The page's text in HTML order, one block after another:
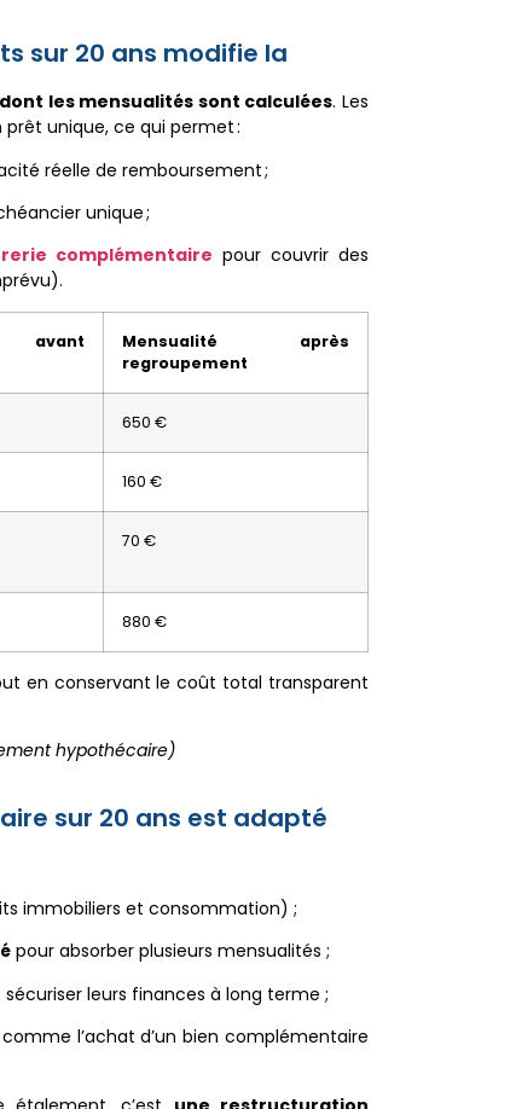
sur 20 ans modifie la
les mensualités sont calculées. Les
unique, ce qui permet :
réelle de remboursement ;
unique ;
complémentaire pour couvrir des
avant
Mensualité après
regroupement
650 €
160 €
70 €
880 €
en conservant le coût total transparent
hypothécaire)
sur 20 ans est adapté
immobiliers et consommation) ;
pour absorber plusieurs mensualités ;
sécuriser leurs finances à long terme ;
l’achat d’un bien complémentaire